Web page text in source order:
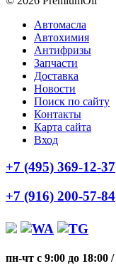
Автомасла
Автохимия
Антифризы
Запчасти
Доставка
Новости
Поиск по сайту
Контакты
Карта сайта
Вход
+7 (495) 369-12-37
+7 (916) 200-57-84
пн-чт с 9:00 до 18:00 /